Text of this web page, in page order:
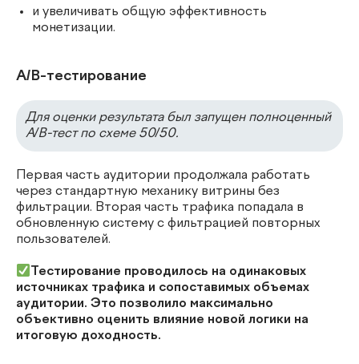
и увеличивать общую эффективность
монетизации.
A/B-тестирование
Для оценки результата был запущен полноценный
A/B-тест по схеме 50/50.
Первая часть аудитории продолжала работать
через стандартную механику витрины без
фильтрации. Вторая часть трафика попадала в
обновленную систему с фильтрацией повторных
пользователей.
Тестирование проводилось на одинаковых
источниках трафика и сопоставимых объемах
аудитории. Это позволило максимально
объективно оценить влияние новой логики на
итоговую доходность.